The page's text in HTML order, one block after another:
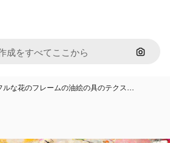
画像で
ルな花のフレームの油絵の具のテクス…